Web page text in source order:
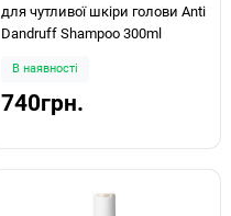
для чутливої шкіри голови Anti
Dandruff Shampoo 300ml
В наявності
740грн.